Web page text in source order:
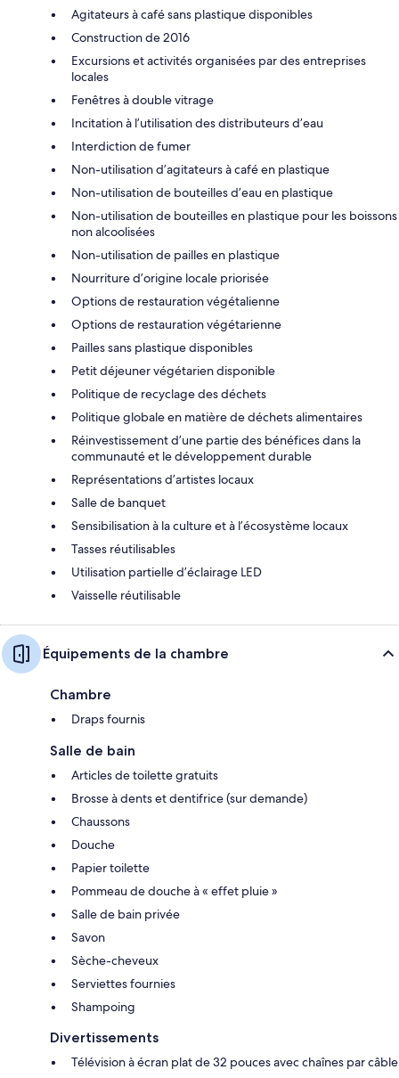
Agitateurs à café sans plastique disponibles
Construction de 2016
Excursions et activités organisées par des entreprises
locales
Fenêtres à double vitrage
Incitation à l’utilisation des distributeurs d’eau
Interdiction de fumer
Non-utilisation d’agitateurs à café en plastique
Non-utilisation de bouteilles d’eau en plastique
Non-utilisation de bouteilles en plastique pour les boissons
non alcoolisées
Non-utilisation de pailles en plastique
Nourriture d’origine locale priorisée
Options de restauration végétalienne
Options de restauration végétarienne
Pailles sans plastique disponibles
Petit déjeuner végétarien disponible
Politique de recyclage des déchets
Politique globale en matière de déchets alimentaires
Réinvestissement d’une partie des bénéfices dans la
communauté et le développement durable
Représentations d’artistes locaux
Salle de banquet
Sensibilisation à la culture et à l’écosystème locaux
Tasses réutilisables
Utilisation partielle d’éclairage LED
Vaisselle réutilisable
Équipements de la chambre
Chambre
Draps fournis
Salle de bain
Articles de toilette gratuits
Brosse à dents et dentifrice (sur demande)
Chaussons
Douche
Papier toilette
Pommeau de douche à « effet pluie »
Salle de bain privée
Savon
Sèche-cheveux
Serviettes fournies
Shampoing
Divertissements
Télévision à écran plat de 32 pouces avec chaînes par câble